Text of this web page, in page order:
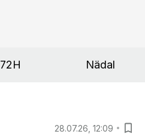
72H Nädal
28.07.26, 12:09